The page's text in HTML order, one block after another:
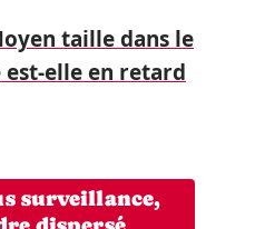
taille dans le
est-elle en retard
surveillance,